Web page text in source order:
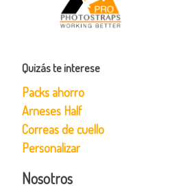
Quizás te interese
Packs ahorro
Arneses Half
Correas de cuello
Personalizar
Nosotros